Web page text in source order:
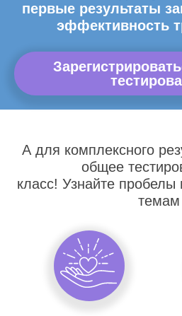
первые результаты
эффективность
А для комплексного
общее
класс! Узнайте пробелы
темам